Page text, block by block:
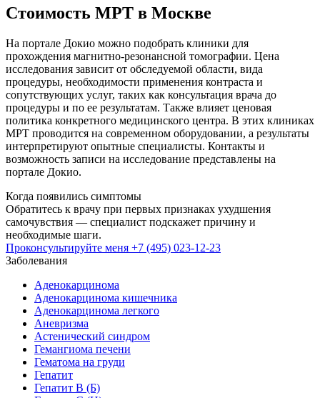
Стоимость МРТ в Москве
На портале Докио можно подобрать клиники для
прохождения магнитно-резонансной томографии. Цена
исследования зависит от обследуемой области, вида
процедуры, необходимости применения контраста и
сопутствующих услуг, таких как консультация врача до
процедуры и по ее результатам. Также влияет ценовая
политика конкретного медицинского центра. В этих клиниках
МРТ проводится на современном оборудовании, а результаты
интерпретируют опытные специалисты. Контакты и
возможность записи на исследование представлены на
портале Докио.
Когда появились симптомы
Обратитесь к врачу при первых признаках ухудшения
самочувствия — специалист подскажет причину и
необходимые шаги.
Проконсультируйте меня +7 (495) 023-12-23
Заболевания
Аденокарцинома
Аденокарцинома кишечника
Аденокарцинома легкого
Аневризма
Астенический синдром
Гемангиома печени
Гематома на груди
Гепатит
Гепатит B (Б)